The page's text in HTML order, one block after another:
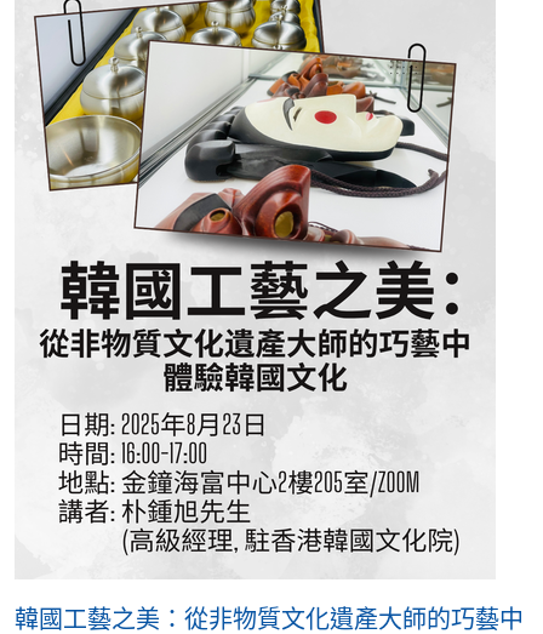
韓國工藝之美：從非物質文化遺產大師的巧藝中